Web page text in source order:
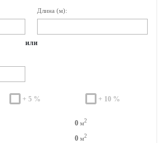
Длина (м):
или
+ 5 % + 10 %
0 м2
0 м2